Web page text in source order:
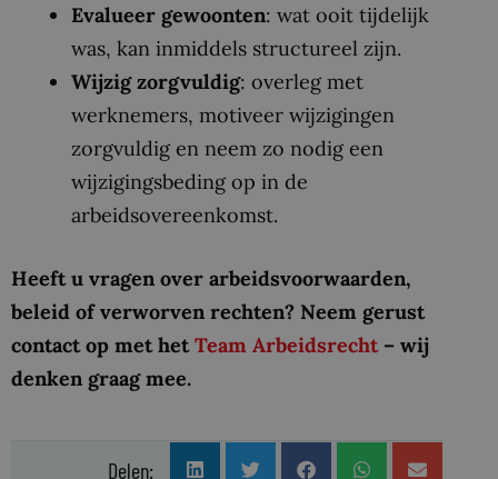
Evalueer gewoonten: wat ooit tijdelijk
was, kan inmiddels structureel zijn.
Wijzig zorgvuldig: overleg met
werknemers, motiveer wijzigingen
zorgvuldig en neem zo nodig een
wijzigingsbeding op in de
arbeidsovereenkomst.
Heeft u vragen over arbeidsvoorwaarden,
beleid of verworven rechten? Neem gerust
contact op met hetTeam Arbeidsrecht– wij
denken graag mee.
Delen: